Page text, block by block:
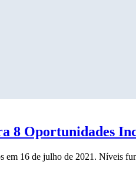
8 Oportunidades
16 de julho de 2021. Níveis